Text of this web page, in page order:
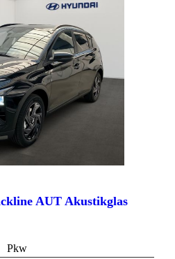
AUT Akustikglas
Pkw